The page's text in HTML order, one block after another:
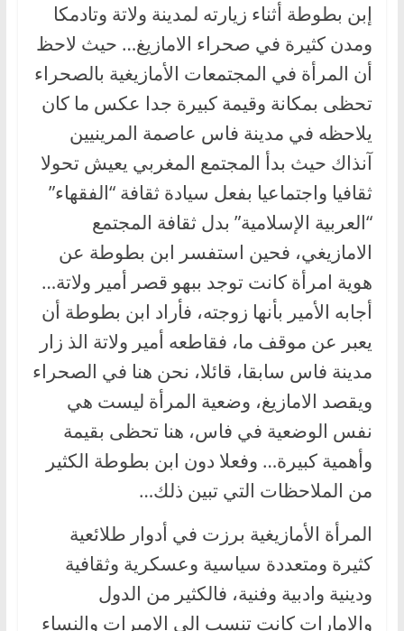
إبن بطوطة أثناء زيارته لمدينة ولاتة وتادمكا
ومدن كثيرة في صحراء الامازيغ… حيث لاحظ
أن المرأة في المجتمعات الأمازيغية بالصحراء
تحظى بمكانة وقيمة كبيرة جدا عكس ما كان
يلاحظه في مدينة فاس عاصمة المرينيين
آنذاك حيث بدأ المجتمع المغربي يعيش تحولا
ثقافيا واجتماعيا بفعل سيادة ثقافة “الفقهاء”
“العربية الإسلامية” بدل ثقافة المجتمع
الامازيغي، فحين استفسر ابن بطوطة عن
هوية امرأة كانت توجد ببهو قصر أمير ولاتة…
أجابه الأمير بأنها زوجته، فأراد ابن بطوطة أن
يعبر عن موقف ما، فقاطعه أمير ولاتة الذ زار
مدينة فاس سابقا، قائلا، نحن هنا في الصحراء
ويقصد الامازيغ، وضعية المرأة ليست هي
نفس الوضعية في فاس، هنا تحظى بقيمة
وأهمية كبيرة… وفعلا دون ابن بطوطة الكثير
من الملاحظات التي تبين ذلك…
المرأة الأمازيغية برزت في أدوار طلائعية
كثيرة ومتعددة سياسية وعسكرية وثقافية
ودينية وادبية وفنية، فالكثير من الدول
والإمارات كانت تنسب إلى الاميرات والنساء